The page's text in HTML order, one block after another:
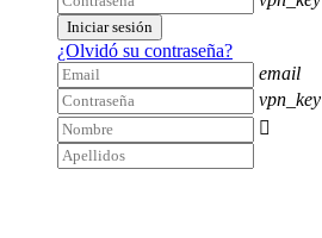
Iniciar sesión
¿Olvidó su contraseña?
email
vpn_key
